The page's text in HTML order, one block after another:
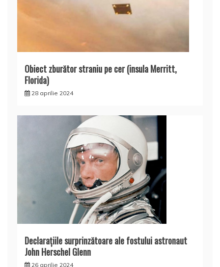
Obiect zburător straniu pe cer (insula Merritt,
Florida)
28 aprilie 2024
Declaraţiile surprinzătoare ale fostului astronaut
John Herschel Glenn
26 aprilie 2024